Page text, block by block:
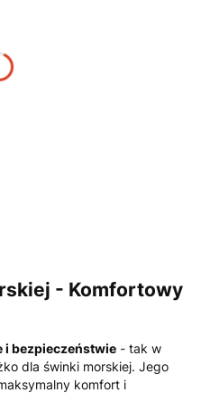
- Komfortowy
i bezpieczeństwie - tak w
dla świnki morskiej. Jego
komfort i